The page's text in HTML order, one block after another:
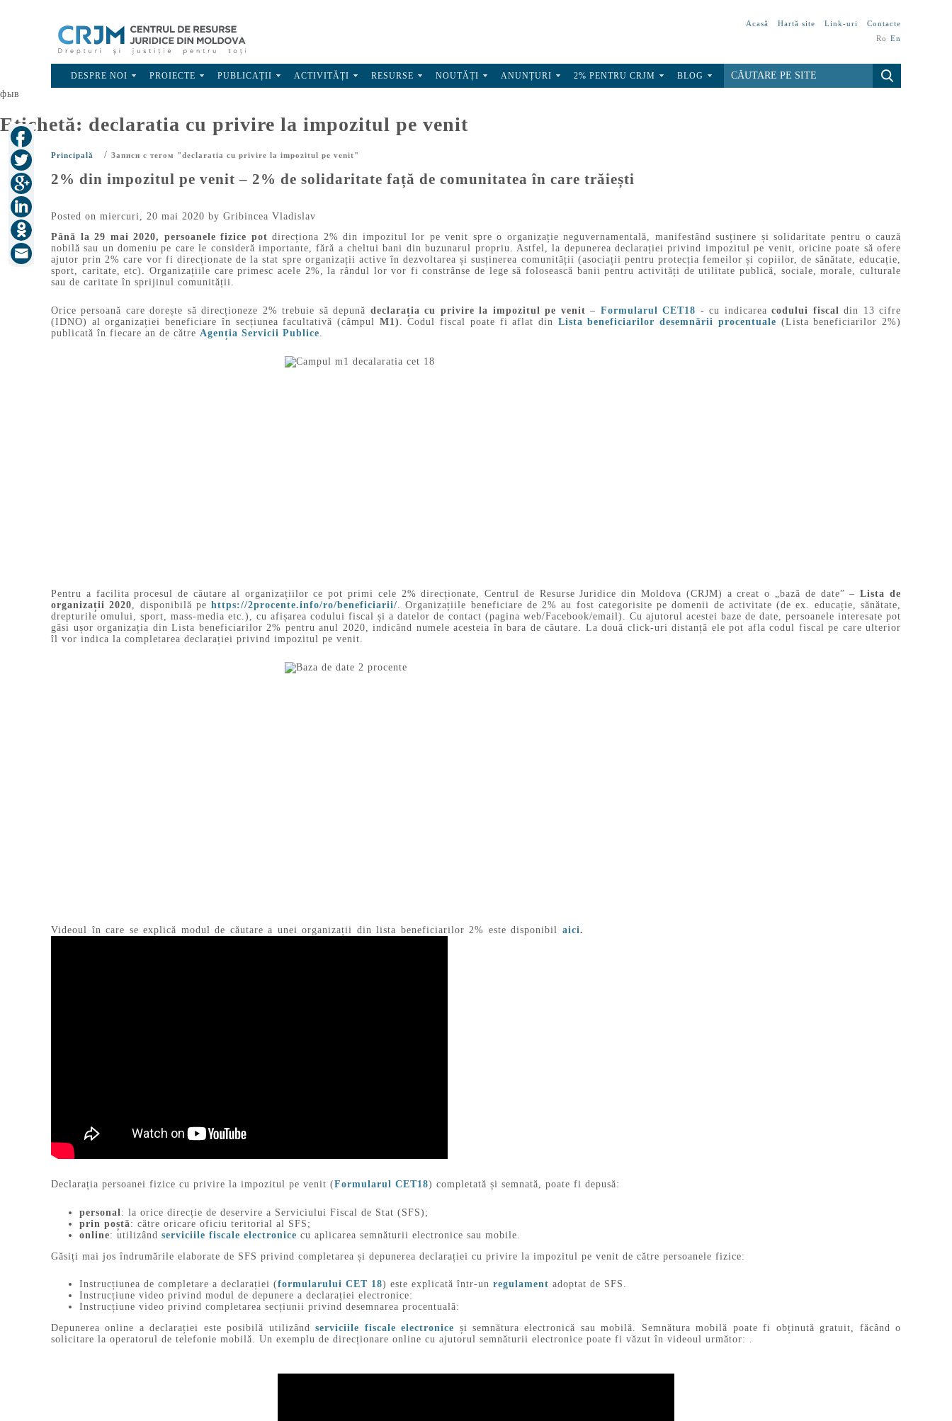
Acasă Hartă site Link-uri
Contacte
Ro En
DESPRE NOI PROIECTE PUBLICAȚII ACTIVITĂȚI RESURSE NOUTĂȚI ANUNȚURI 2% PENTRU CRJM BLOG
фыв
Etichetă: declaratia cu privire la impozitul pe venit
Principală / Записи с тегом "declaratia cu privire la impozitul pe venit"
2% din impozitul pe venit – 2% de solidaritate față de comunitatea în care trăiești
Posted on miercuri, 20 mai 2020 by Gribincea Vladislav
Până la29 mai 2020, persoanele fizice potdirecționa 2% din impozitul lor pe venit spre o organizație neguvernamentală, manifestând susținere și solidaritate pentru o cauză
nobilă sau un domeniu pe care le consideră importante, fără a cheltui bani din buzunarul propriu. Astfel, la depunerea declarației privind impozitul pe venit, oricine poate să ofere
ajutor prin 2% care vor fi direcționate de la stat spre organizații active în dezvoltarea și susținerea comunității (asociații pentru protecția femeilor și copiilor, de sănătate, educație,
sport, caritate, etc). Organizațiile care primesc acele 2%, la rândul lor vor fi constrânse de lege să folosească banii pentru activități de utilitate publică, sociale, morale, culturale
sau de caritate în sprijinul comunității.
Orice persoană care dorește să direcționeze 2% trebuie să depună declarația cu privire la impozitul pe venit – Formularul CET18 - cu indicareacodului fiscaldin 13 cifre
(IDNO) al organizației beneficiare în secțiunea facultativă (câmpul M1) . Codul fiscal poate fi aflat din Lista beneficiarilor desemnării procentuale (Lista beneficiarilor 2%)
publicată în fiecare an de către Agenția Servicii Publice
Pentru a facilita procesul de căutare al organizațiilor ce pot primi cele 2% direcționate, Centrul de Resurse Juridice din Moldova (CRJM) a creat o „bază de date” –Lista de
organizații 2020, disponibilă pehttps://2procente.info/ro/beneficiarii/. Organizațiile beneficiare de 2% au fost categorisite pe domenii de activitate (de ex. educație, sănătate,
drepturile omului, sport, mass-media etc.), cu afișarea codului fiscal și a datelor de contact (pagina web/Facebook/email). Cu ajutorul acestei baze de date, persoanele interesate pot
găsi ușor organizația din Lista beneficiarilor 2% pentru anul 2020, indicând numele acesteia în bara de căutare. La două click-uri distanță ele pot afla codul fiscal pe care ulterior
îl vor indica la completarea declarației privind impozitul pe venit.
Videoul în care se explică modul de căutare a unei organizații din lista beneficiarilor 2% este disponibil aici.
Declarația persoanei fizice cu privire la impozitul pe venit (Formularul CET18) completată și semnată, poate fi depusă:
personal : la orice direcție de deservire a Serviciului Fiscal de Stat (SFS);
prin poștă: către oricare oficiu teritorial al SFS;
online: utilizând serviciile fiscale electronice cu aplicarea semnăturii electronice sau mobile.
Găsiți mai jos îndrumările elaborate de SFS privind completarea și depunerea declarației cu privire la impozitul pe venit de către persoanele fizice:
Instrucțiunea de completare a declarației (formularului CET 18) este explicată într-un regulament adoptat de SFS.
Instrucțiune video privind modul de depunere a declarației electronice:
Instrucțiune video privind completarea secțiunii privind desemnarea procentuală:
Depunerea online a declarației este posibilă utilizândserviciile fiscale electronice și semnătura electronică sau mobilă. Semnătura mobilă poate fi obținută gratuit, făcând o
solicitare la operatorul de telefonie mobilă. Un exemplu de direcționare online cu ajutorul semnăturii electronice poate fi văzut în videoul următor: .